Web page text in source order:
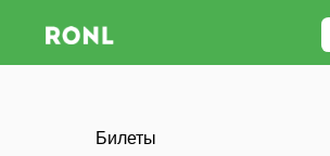
Билеты